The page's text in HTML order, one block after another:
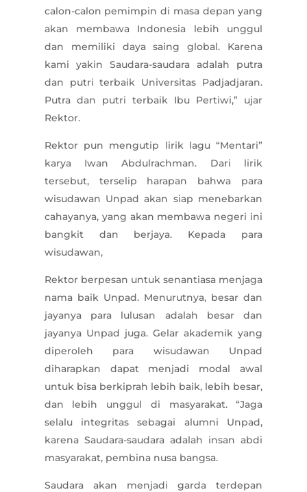
calon-calon pemimpin di masa depan yang
akan membawa Indonesia lebih unggul
dan memiliki daya saing global. Karena
kami yakin Saudara-saudara adalah putra
dan putri terbaik Universitas Padjadjaran.
Putra dan putri terbaik Ibu Pertiwi,” ujar
Rektor.
Rektor pun mengutip lirik lagu “Mentari”
karya Iwan Abdulrachman. Dari lirik
tersebut, terselip harapan bahwa para
wisudawan Unpad akan siap menebarkan
cahayanya, yang akan membawa negeri ini
bangkit dan berjaya. Kepada para
wisudawan,
Rektor berpesan untuk senantiasa menjaga
nama baik Unpad. Menurutnya, besar dan
jayanya para lulusan adalah besar dan
jayanya Unpad juga. Gelar akademik yang
diperoleh para wisudawan Unpad
diharapkan dapat menjadi modal awal
untuk bisa berkiprah lebih baik, lebih besar,
dan lebih unggul di masyarakat. “Jaga
selalu integritas sebagai alumni Unpad,
karena Saudara-saudara adalah insan abdi
masyarakat, pembina nusa bangsa.
Saudara akan menjadi garda terdepan